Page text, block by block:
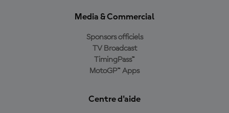
Media & Commercial
Sponsors officiels
TV Broadcast
TimingPass™
MotoGP™ Apps
Centre d'aide